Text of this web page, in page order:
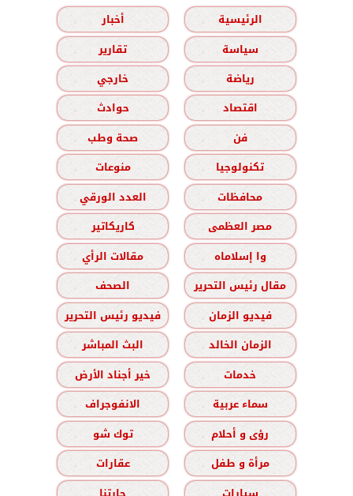
الرئيسية
أخبار
سياسة
تقارير
رياضة
خارجي
اقتصاد
حوادث
فن
صحة وطب
تكنولوجيا
منوعات
محافظات
العدد الورقي
مصر العظمى
كاريكاتير
وا إسلاماه
مقالات الرأي
مقال رئيس التحرير
الصحف
فيديو الزمان
فيديو رئيس التحرير
الزمان الخالد
البث المباشر
خدمات
خير أجناد الأرض
سماء عربية
الانفوجراف
رؤى و أحلام
توك شو
مرأة و طفل
عقارات